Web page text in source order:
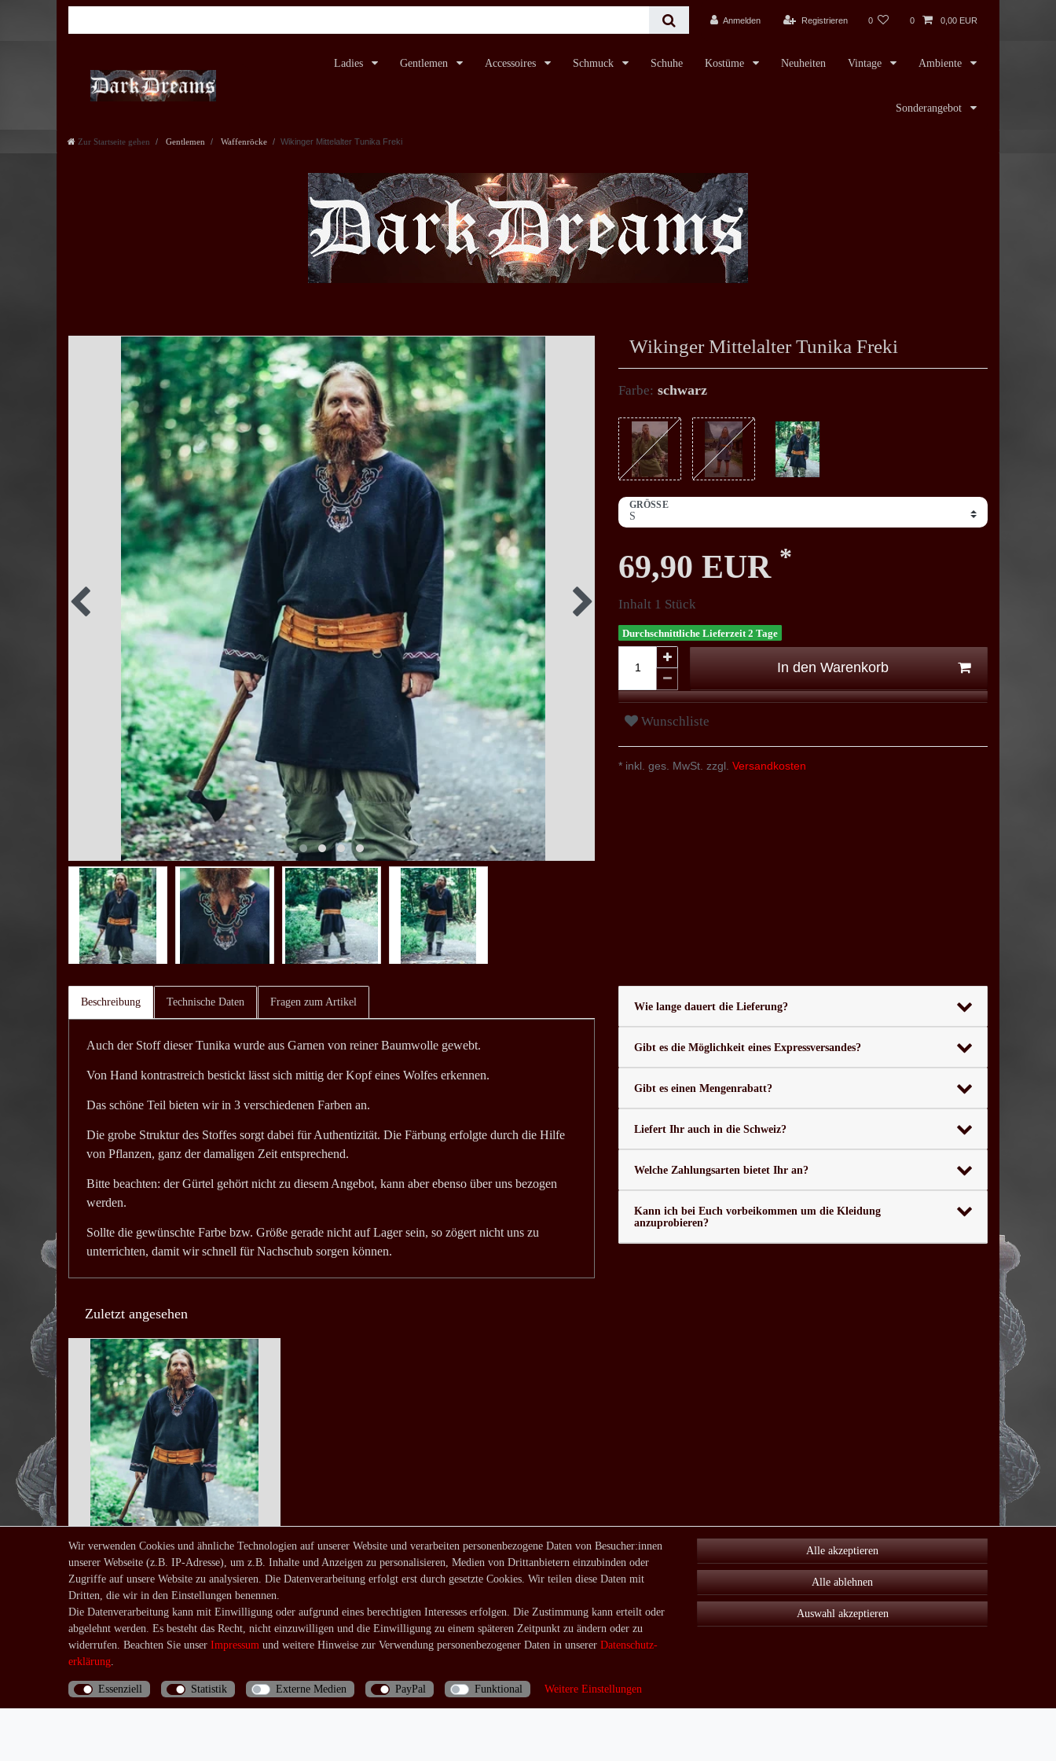
Anmelden Registrieren 0 0 0,00 EUR
Ladies Gentlemen Accessoires Schmuck Schuhe Kostüme Neuheiten Vintage Ambiente
Sonderangebot
Zur Startseite gehen Gentlemen Waffenröcke Wikinger Mittelalter Tunika Freki
Wikinger Mittelalter Tunika Freki
Farbe: schwarz
GRÖSSE
69,90 EUR *
Inhalt 1 Stück
Durchschnittliche Lieferzeit 2 Tage
In den Warenkorb
Wunschliste
* inkl. ges. MwSt. zzgl. Versandkosten
Beschreibung Technische Daten Fragen zum Artikel
Auch der Stoff dieser Tunika wurde aus Garnen von reiner Baumwolle gewebt.
Von Hand kontrastreich bestickt lässt sich mittig der Kopf eines Wolfes erkennen.
Das schöne Teil bieten wir in 3 verschiedenen Farben an.
Die grobe Struktur des Stoffes sorgt dabei fürAuthentizität. Die Färbung erfolgte durch die Hilfe
von Pflanzen, ganz der damaligen Zeit entsprechend.
Bitte beachten: der Gürtel gehört nicht zu diesem Angebot, kann aber ebenso über uns bezogen
werden.
Sollte die gewünschte Farbe bzw. Größe gerade nicht auf Lager sein, so zögert nicht uns zu
unterrichten, damit wir schnell für Nachschub sorgen können.
Wie lange dauert die Lieferung?
Gibt es die Möglichkeit eines Expressversandes?
Gibt es einen Mengenrabatt?
Liefert Ihr auch in die Schweiz?
Welche Zahlungsarten bietet Ihr an?
Kann ich bei Euch vorbeikommen um die Kleidung
anzuprobieren?
Zuletzt angesehen
Wikinger Mittelalter Tunika
Freki
ab 69,90 € *
*inkl. ges. MwSt.zzgl.
Versandkosten
Wir verwenden Cookies und ähnliche Technologien auf unserer Website und verarbeiten personenbezogene Daten von Besucher:innen
unserer Webseite (z.B. IP-Adresse), um z.B. Inhalte und Anzeigen zu personalisieren, Medien von Drittanbietern einzubinden oder
Zugriffe auf unsere Website zu analysieren. Die Datenverarbeitung erfolgt erst durch gesetzte Cookies. Wir teilen diese Daten mit
Dritten, die wir in den Einstellungen benennen.
Die Datenverarbeitung kann mit Einwilligung oder aufgrund eines berechtigten Interesses erfolgen. Die Zustimmung kann erteilt oder
abgelehnt werden. Es besteht das Recht, nicht einzuwilligen und die Einwilligung zu einem späteren Zeitpunkt zu ändern oder zu
widerrufen. Beachten Sie unser Impressum und weitere Hinweise zur Verwendung personenbezogener Daten in unserer Daten­schutz­
erklärung.
Essenziell Statistik Externe Medien PayPal Funktional Weitere Einstellungen
Alle akzeptieren
Alle ablehnen
Auswahl akzeptieren